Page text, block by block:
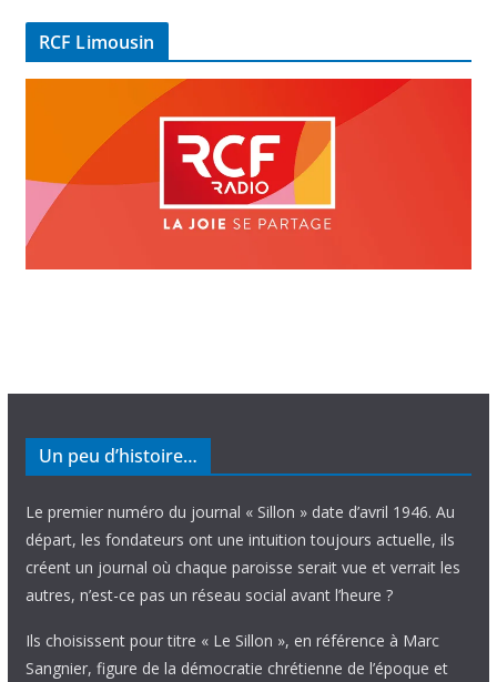
é
RCF Limousin
Un peu d’histoire…
Le premier numéro du journal « Sillon » date d’avril 1946. Au
départ, les fondateurs ont une intuition toujours actuelle, ils
créent un journal où chaque paroisse serait vue et verrait les
autres, n’est-ce pas un réseau social avant l’heure ?
Ils choisissent pour titre « Le Sillon », en référence à Marc
Sangnier, figure de la démocratie chrétienne de l’époque et